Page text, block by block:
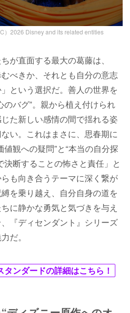
C）2026 Disney and its related entities
が直面する最大の葛藤は、
むべきか、それとも自分の意志
という選択だ。善人の世界を
のバグ”。親から植え付けられ
た新しい感情の間で揺れる姿
い。これはまさに、思春期に
観への疑問”と“本当の自分探
決断することの怖さと責任」と
も向き合うテーマに深く繋が
を乗り越え、自分自身の道を
に静かな勇気と気づきを与え
『ディセンダント』シリーズ
だ。
ンダードの詳細はこちら！